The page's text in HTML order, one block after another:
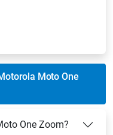
Moto One
One Zoom?